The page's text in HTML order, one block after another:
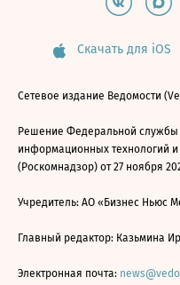
Скачать для iOS
Сетевое издание Ведомости
Решение Федеральной службы
информационных технологий
(Роскомнадзор) от 27 ноября
Учредитель: АО «Бизнес Ньюс
Главный редактор: Казьмина
Электронная почта: